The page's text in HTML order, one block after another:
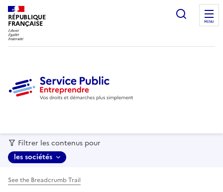
RÉPUBLIQUE
FRANÇAISE MENU
Filtrer les contenus pour
les sociétés
See the Breadcrumb Trail